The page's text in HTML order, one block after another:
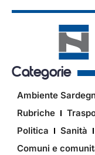
Categorie
Ambiente
Rubriche
Politica
Sanità
Comuni e